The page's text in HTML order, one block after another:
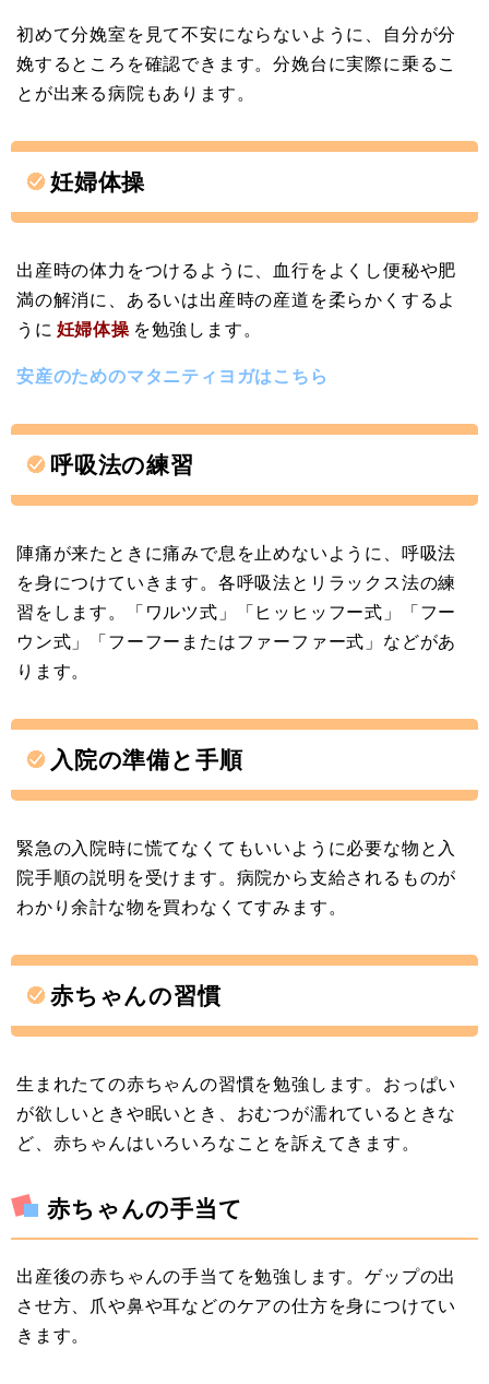
初めて分娩室を見て不安にならないように、自分が分
娩するところを確認できます。分娩台に実際に乗るこ
とが出来る病院もあります。
妊婦体操
出産時の体力をつけるように、血行をよくし便秘や肥
満の解消に、あるいは出産時の産道を柔らかくするよ
うに 妊婦体操 を勉強します。
安産のためのマタニティヨガはこちら
呼吸法の練習
陣痛が来たときに痛みで息を止めないように、呼吸法
を身につけていきます。各呼吸法とリラックス法の練
習をします。「ワルツ式」「ヒッヒッフー式」「フー
ウン式」「フーフーまたはファーファー式」などがあ
ります。
入院の準備と手順
緊急の入院時に慌てなくてもいいように必要な物と入
院手順の説明を受けます。病院から支給されるものが
わかり余計な物を買わなくてすみます。
赤ちゃんの習慣
生まれたての赤ちゃんの習慣を勉強します。おっぱい
が欲しいときや眠いとき、おむつが濡れているときな
ど、赤ちゃんはいろいろなことを訴えてきます。
赤ちゃんの手当て
出産後の赤ちゃんの手当てを勉強します。ゲップの出
させ方、爪や鼻や耳などのケアの仕方を身につけてい
きます。